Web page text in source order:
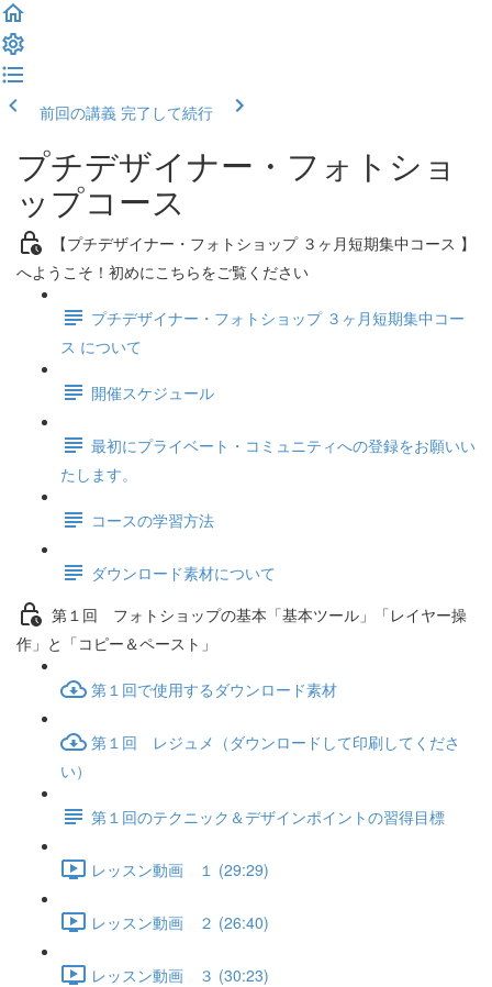
前回の講義 完了して続行
プチデザイナー・フォトショ
ップコース
【プチデザイナー・フォトショップ ３ヶ月短期集中コース 】
へようこそ！初めにこちらをご覧ください
プチデザイナー・フォトショップ ３ヶ月短期集中コー
ス について
開催スケジュール
最初にプライベート・コミュニティへの登録をお願いい
たします。
コースの学習方法
ダウンロード素材について
第１回 フォトショップの基本「基本ツール」「レイヤー操
作」と「コピー＆ペースト」
第１回で使用するダウンロード素材
第１回 レジュメ（ダウンロードして印刷してくださ
い）
第１回のテクニック＆デザインポイントの習得目標
レッスン動画 １ (29:29)
レッスン動画 ２ (26:40)
レッスン動画 ３ (30:23)